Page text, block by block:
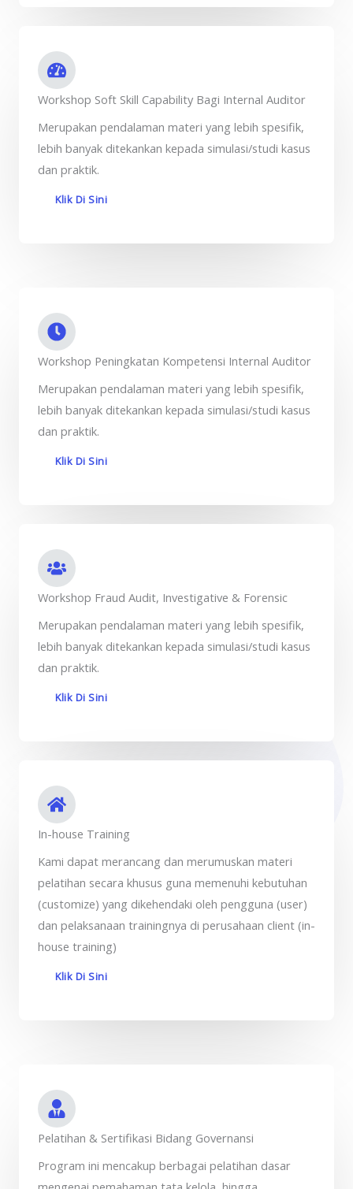
Workshop Soft Skill Capability Bagi Internal Auditor
Merupakan pendalaman materi yang lebih spesifik,
lebih banyak ditekankan kepada simulasi/studi kasus
dan praktik.
Klik Di Sini
Workshop Peningkatan Kompetensi Internal Auditor
Merupakan pendalaman materi yang lebih spesifik,
lebih banyak ditekankan kepada simulasi/studi kasus
dan praktik.
Klik Di Sini
Workshop Fraud Audit, Investigative & Forensic
Merupakan pendalaman materi yang lebih spesifik,
lebih banyak ditekankan kepada simulasi/studi kasus
dan praktik.
Klik Di Sini
In-house Training
Kami dapat merancang dan merumuskan materi
pelatihan secara khusus guna memenuhi kebutuhan
(customize) yang dikehendaki oleh pengguna (user)
dan pelaksanaan trainingnya di perusahaan client (in-
house training)
Klik Di Sini
Pelatihan & Sertifikasi Bidang Governansi
Program ini mencakup berbagai pelatihan dasar